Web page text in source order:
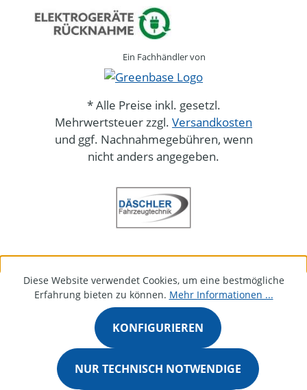
Ein Fachhändler von
* Alle Preise inkl. gesetzl.
Mehrwertsteuer zzgl. Versandkosten
und ggf. Nachnahmegebühren, wenn
nicht anders angegeben.
Diese Website verwendet Cookies, um eine bestmögliche
Erfahrung bieten zu können. Mehr Informationen ...
NUR TECHNISCH NOTWENDIGE
KONFIGURIEREN